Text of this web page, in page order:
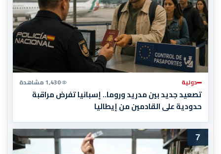
دولية 1,430 مشاهدة
تصعيد جديد بين مدريد وروما.. إسبانيا تفرض مراقبة
حدودية على القادمين من إيطاليا
7